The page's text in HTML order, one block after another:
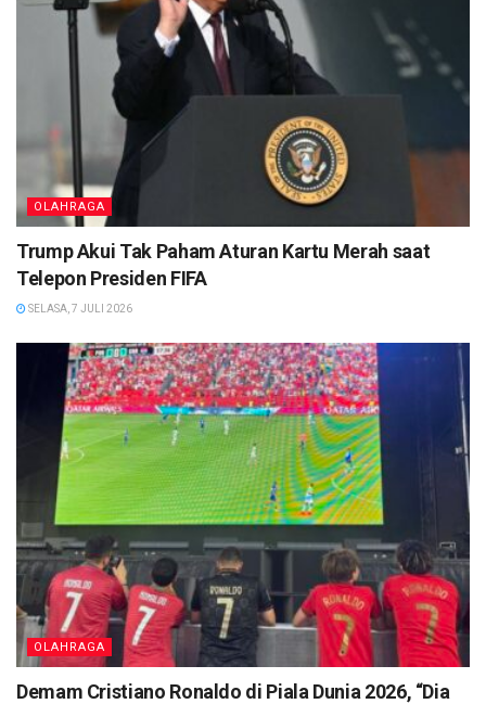
OLAHRAGA
Trump Akui Tak Paham Aturan Kartu Merah saat
Telepon Presiden FIFA
SELASA, 7 JULI 2026
OLAHRAGA
Demam Cristiano Ronaldo di Piala Dunia 2026, “Dia